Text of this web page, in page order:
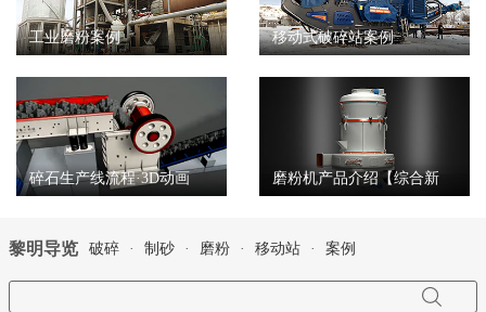
工业磨粉案例 移动式破碎站案例
碎石生产线流程·3D动画
磨粉机产品介绍【综合新
黎明导览 破碎 · 制砂 · 磨粉 · 移动站 · 案例